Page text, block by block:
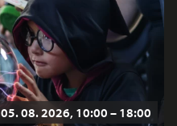
05. 08. 2026, 10:00 – 18:00